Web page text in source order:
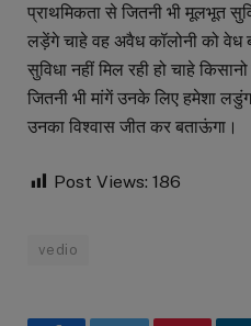
प्राथमिकता से जितनी भी मूलभूत
लड़ेंगे चाहे वह अवैध कॉलोनी को वेध
सुविधा नहीं मिल रही हो चाहे
जितनी भी मांगें उनके लिए हमेशा
उनका विश्वास जीत कर बताऊंगा।
Post Views: 186
vedio